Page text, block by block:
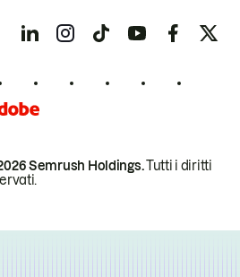
Semrush Holdings.Tutti i diritti